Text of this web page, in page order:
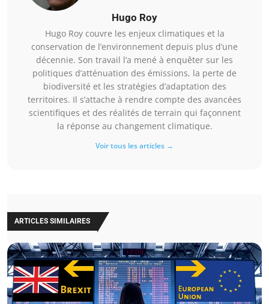
Hugo Roy
Hugo Roy couvre les enjeux climatiques et la
conservation de l’environnement depuis plus d’une
décennie. Son travail l’a mené à enquêter sur les
politiques d’atténuation des émissions, la perte de
biodiversité et les stratégies d’adaptation des
territoires. Il s’attache à rendre compte des avancées
scientifiques et des réalités de terrain qui façonnent
la réponse au changement climatique.
Voir tous les articles →
ARTICLES SIMILAIRES